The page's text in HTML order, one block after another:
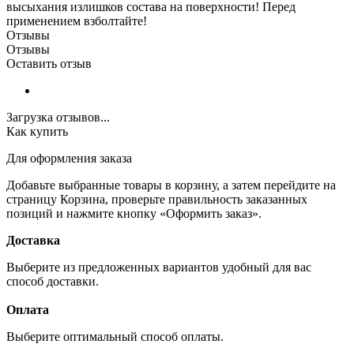
высыхания излишков состава на поверхности! Перед
применением взболтайте!
Отзывы
Отзывы
Оставить отзыв
Загрузка отзывов...
Как купить
Для оформления заказа
Добавьте выбранные товары в корзину, а затем перейдите на
страницу Корзина, проверьте правильность заказанных
позиций и нажмите кнопку «Оформить заказ».
Доставка
Выберите из предложенных вариантов удобный для вас
способ доставки.
Оплата
Выберите оптимальный способ оплаты.